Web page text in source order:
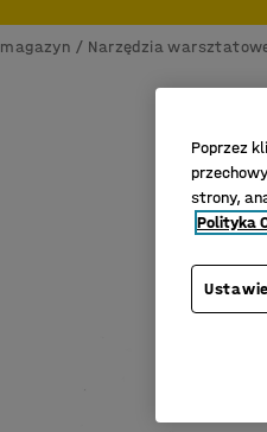
Narzędzia
Poprzez
strony,
Polityka